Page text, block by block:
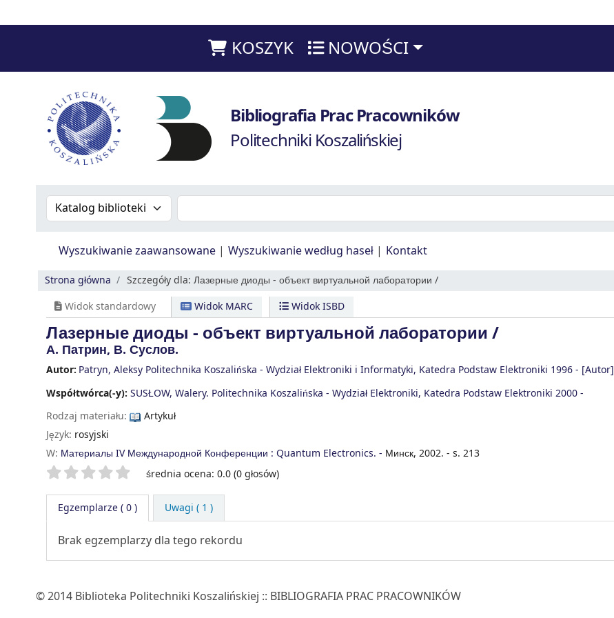
Bibliografia Prac Pracowników - Biblioteka Politechniki Koszalińskiej
KOSZYK NOWOŚCI
Bibliografia Prac Pracowników
Politechniki Koszalińskiej
Szukaj w katalogu po:Szukaj w katalogu
Wyszukiwanie zaawansowane Wyszukiwanie według haseł Kontakt
Strona główna Szczegóły dla: Лазерные диоды - объект виртуальной лаборатории /
Widok standardowy
Widok MARC Widok ISBD
Лазерные диоды - объект виртуальной лаборатории /
А. Патрин, В. Суслов.
Autor: Patryn, Aleksy Politechnika Koszalińska - Wydział Elektroniki i Informatyki, Katedra Podstaw Elektroniki 1996 - [Autor]
Współtwórca(-y): SUSŁOW, Walery. Politechnika Koszalińska - Wydział Elektroniki, Katedra Podstaw Elektroniki 2000 -
Rodzaj materiału:
Artykuł
Język: rosyjski
W: Материалы IV Международной Конференции : Quantum Electronics. - Минск, 2002. - s. 213
Twoje oceny średnia ocena: 0.0 (0 głosów)
Egzemplarze( 0 ) Uwagi ( 1 )
Brak egzemplarzy dla tego rekordu
© 2014 Biblioteka Politechniki Koszalińskiej :: BIBLIOGRAFIA PRAC PRACOWNIKÓW